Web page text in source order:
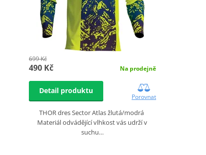
699 Kč
490 Kč Na prodejně
Detail produktu
Porovnat
THOR dres Sector Atlas žlutá/modrá
Materiál odvádějící vlhkost vás udrží v
suchu…